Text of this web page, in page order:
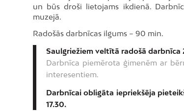
un būs droši lietojams ikdienā.
muzejā.
Radošās darbnīcas ilgums – 90 min.
Saulgriežiem veltītā radošā darbnīca
Darbnīca piemērota ģimenēm ar
interesentiem.
Darbnīcai obligāta iepriekšēja
17.30.